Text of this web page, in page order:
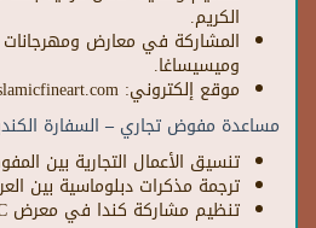
الكريم.
المشاركة في معارض ومهرجانات
وميسيساغا.
موقع إلكتروني: banaislamicfineart.com
مساعدة مفوض تجاري – السفارة
تنسيق الأعمال التجارية بين
ترجمة مذكرات دبلوماسية بين
تنظيم مشاركة كندا في معرض ADIPEC – أبوظبي.